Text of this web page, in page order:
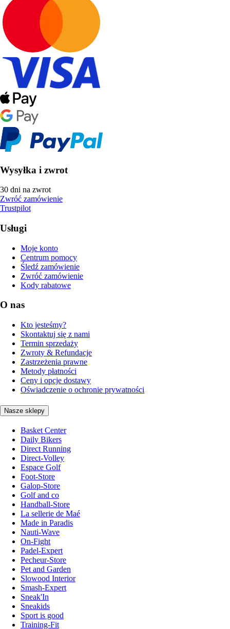
Wysyłka i zwrot
30 dni na zwrot
Zwróć zamówienie
Trustpilot
Usługi
Moje konto
Centrum pomocy
Śledź zamówienie
Zwróć zamówienie
Kody rabatowe
O nas
Kto jesteśmy?
Skontaktuj się z nami
Termin sprzedaży
Zwroty & Refundacje
Zastrzeżenia prawne
Metody płatności
Ceny i opcje dostawy
Oświadczenie o ochronie prywatności
Nasze sklepy
Basket Center
Daily Bikers
Direct Running
Direct-Volley
Espace Golf
Foot-Store
Galop-Store
Golf and co
Handball-Store
La sellerie de Maé
Made in Paradis
Nauti-Wave
On-Fight
Padel-Expert
Pecheur-Store
Pet and Garden
Slowood Interior
Smash-Expert
Sneak'In
Sneakids
Sport is good
Training-Fit